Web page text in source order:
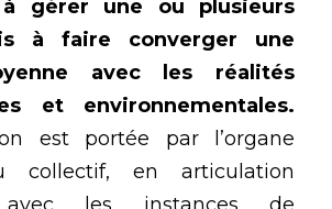
à gérer une ou plusieurs
à faire converger une
avec les réalités
et environnementales.
est portée par l’organe
collectif, en articulation